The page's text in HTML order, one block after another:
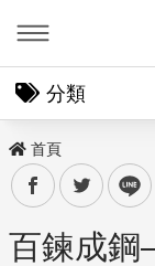
分類
首頁
facebooktwitter line
百鍊成鋼